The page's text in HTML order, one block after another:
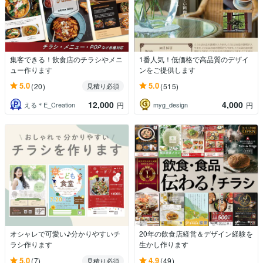
集客できる！飲食店のチラシやメニ
ュー作ります
5.0(20)
見積り必須
える＊E_Creation
12,000 円
1番人気！低価格で高品質のデザイ
ンをご提供します
5.0(515)
myg_design 4,000 円
オシャレで可愛い♪分かりやすいチ
ラシ作ります
5.0(7) 見積り必須
20年の飲食店経営＆デザイン経験を
生かし作ります
4.9(49)